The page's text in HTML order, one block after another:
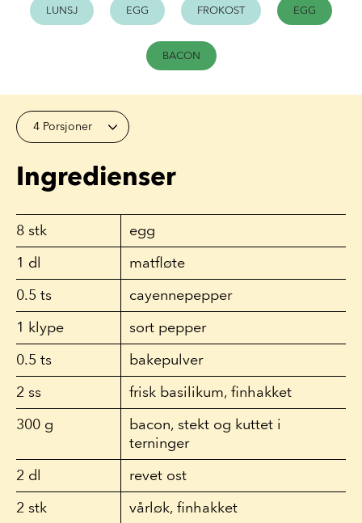
LUNSJ EGG FROKOST EGG
BACON
4 Porsjoner
Ingredienser
8 stk
egg
1 dl
matfløte
0.5 ts
cayennepepper
1 klype
sort pepper
0.5 ts
bakepulver
2 ss
frisk basilikum, finhakket
300 g
bacon, stekt og kuttet i
terninger
2 dl
revet ost
2 stk vårløk, finhakket